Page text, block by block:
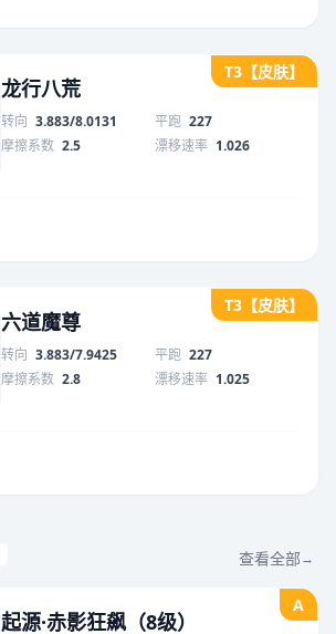
T3【皮肤】
龙行八荒
转向 3.883/8.0131 平跑 227
摩擦系数 2.5 漂移速率 1.026
T3【皮肤】
六道魔尊
转向 3.883/7.9425 平跑 227
摩擦系数 2.8 漂移速率 1.025
查看全部→
A
起源·赤影狂飙（8级）